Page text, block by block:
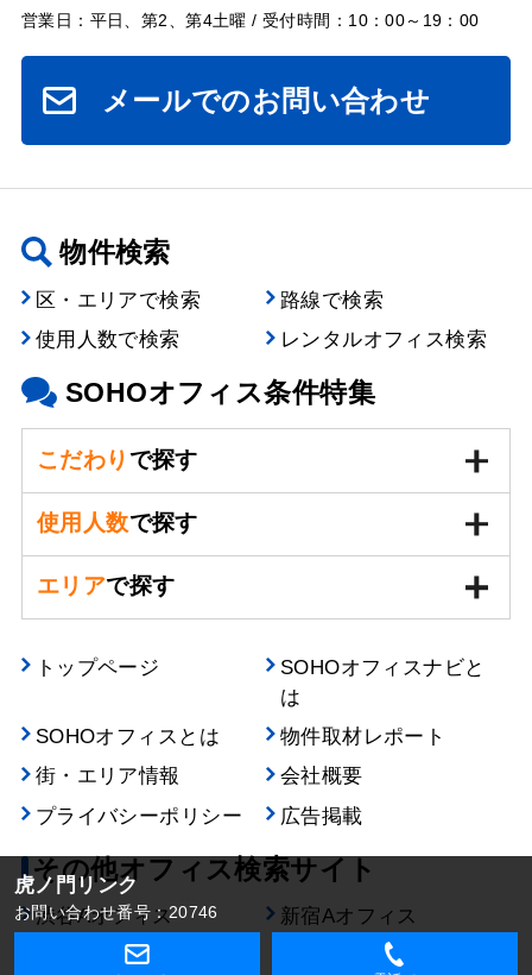
虎ノ門リンク
お問い合わせ番号：20746
営業日：平日、第2、第4土曜 / 受付時間：10：00～19：00
メールでのお問い合わせ
物件検索
区・エリアで検索
路線で検索
使用人数で検索
レンタルオフィス検索
SOHOオフィス条件特集
こだわり で探す
使用人数で探す
エリアで探す
トップページ
SOHOオフィスナビと
は
SOHOオフィスとは
物件取材レポート
街・エリア情報
会社概要
プライバシーポリシー
広告掲載
その他オフィス検索サイト
渋谷Aオフィス 新宿Aオフィス